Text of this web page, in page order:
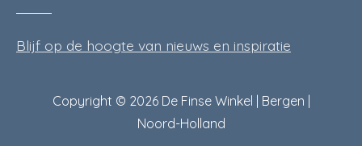
Blijf op de hoogte van nieuws en inspiratie
Copyright © 2026 De Finse Winkel | Bergen |
Noord-Holland